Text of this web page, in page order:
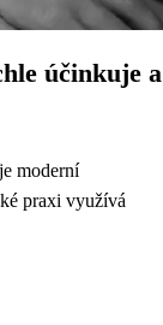
účinkuje a
moderní
praxi využívá